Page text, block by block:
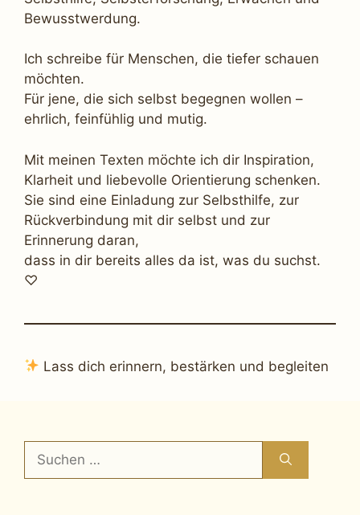
Bewusstwerdung.
Ich schreibe für Menschen, die tiefer schauen
möchten.
Für jene, die sich selbst begegnen wollen –
ehrlich, feinfühlig und mutig.
Mit meinen Texten möchte ich dir Inspiration,
Klarheit und liebevolle Orientierung schenken.
Sie sind eine Einladung zur Selbsthilfe, zur
Rückverbindung mit dir selbst und zur
Erinnerung daran,
dass in dir bereits alles da ist, was du suchst.
♡
Lass dich erinnern, bestärken und begleiten
nach: